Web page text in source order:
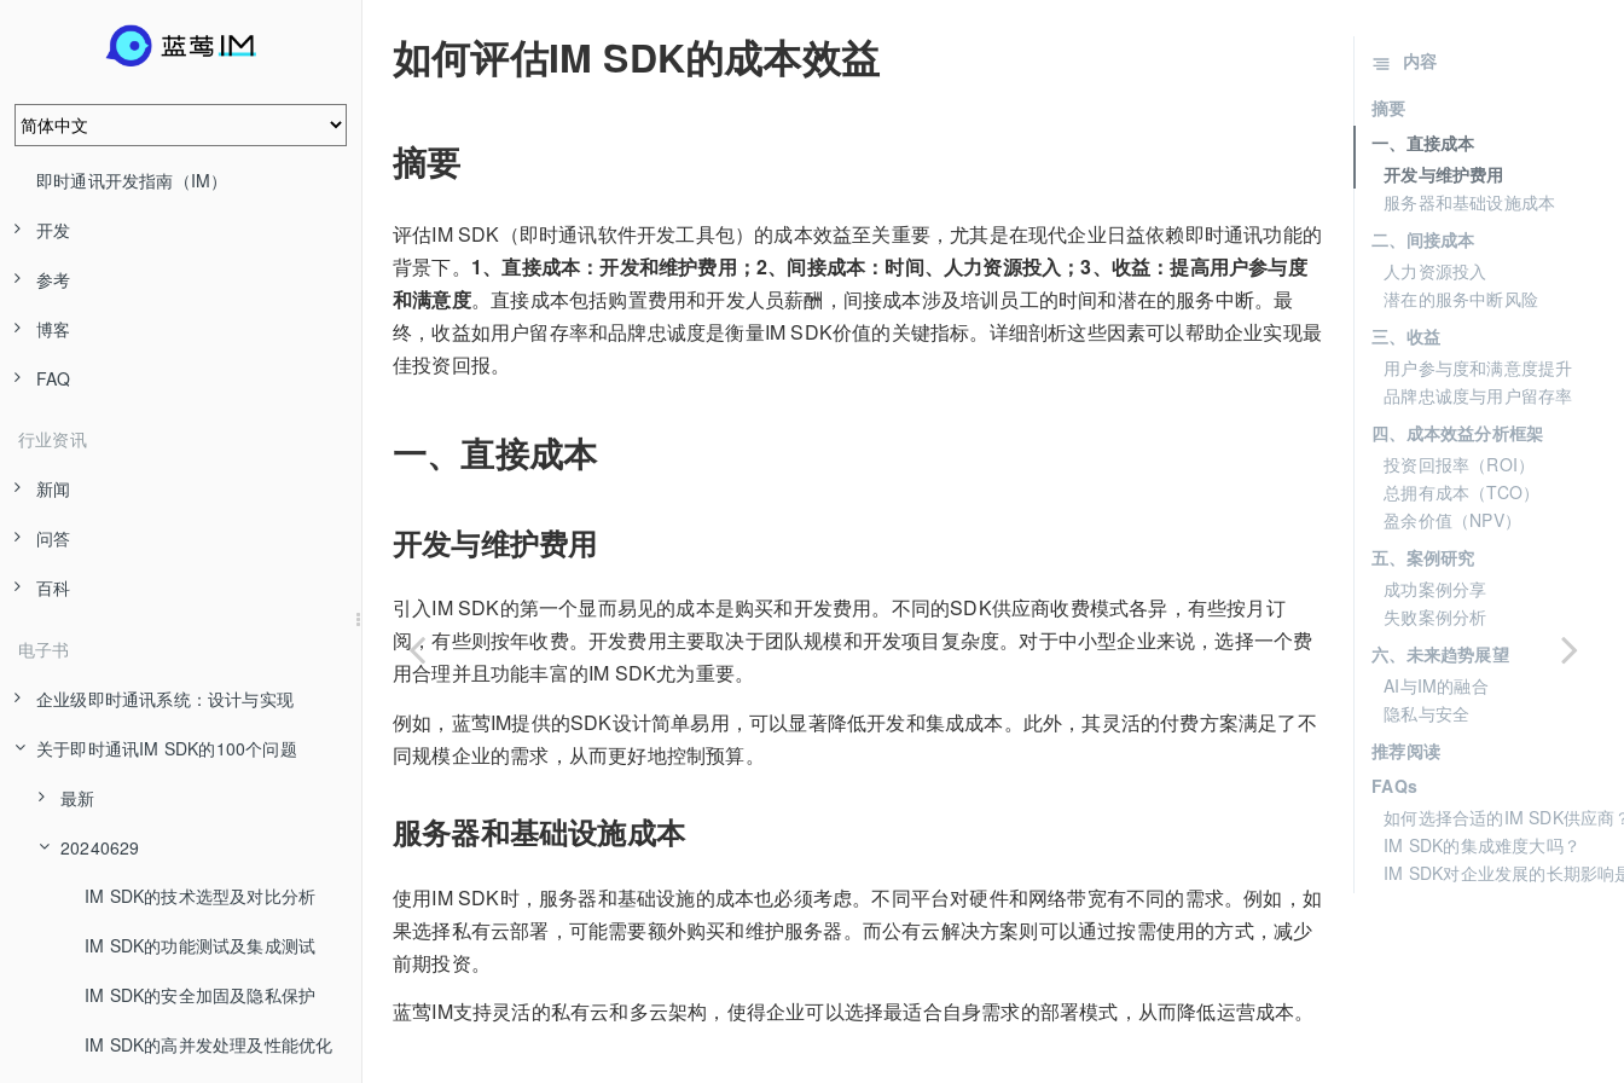
即时通讯开发指南（IM）
开发
参考
博客
FAQ
行业资讯
新闻
问答
百科
电子书
企业级即时通讯系统：设计与实现
关于即时通讯IM SDK的100个问题
最新
20240629
IM SDK的技术选型及对比分析
IM SDK的功能测试及集成测试
IM SDK的安全加固及隐私保护
IM SDK的高并发处理及性能优化
如何评估IM SDK的成本效益
摘要
评估IM SDK（即时通讯软件开发工具包）的成本效益至关重要，尤其是在现代企业日益依赖即时通讯功能的
背景下。 1、直接成本：开发和维护费用；2、间接成本：时间、人力资源投入；3、收益：提高用户参与度
和满意度。直接成本包括购置费用和开发人员薪酬，间接成本涉及培训员工的时间和潜在的服务中断。最
终，收益如用户留存率和品牌忠诚度是衡量IM SDK价值的关键指标。详细剖析这些因素可以帮助企业实现最
佳投资回报。
一、直接成本
开发与维护费用
引入IM SDK的第一个显而易见的成本是购买和开发费用。不同的SDK供应商收费模式各异，有些按月订
阅，有些则按年收费。开发费用主要取决于团队规模和开发项目复杂度。对于中小型企业来说，选择一个费
用合理并且功能丰富的IM SDK尤为重要。
例如，蓝莺IM提供的SDK设计简单易用，可以显著降低开发和集成成本。此外，其灵活的付费方案满足了不
同规模企业的需求，从而更好地控制预算。
服务器和基础设施成本
使用IM SDK时，服务器和基础设施的成本也必须考虑。不同平台对硬件和网络带宽有不同的需求。例如，如
果选择私有云部署，可能需要额外购买和维护服务器。而公有云解决方案则可以通过按需使用的方式，减少
前期投资。
蓝莺IM支持灵活的私有云和多云架构，使得企业可以选择最适合自身需求的部署模式，从而降低运营成本。
内容
摘要
一、直接成本
开发与维护费用
服务器和基础设施成本
二、间接成本
人力资源投入
潜在的服务中断风险
三、收益
用户参与度和满意度提升
品牌忠诚度与用户留存率
四、成本效益分析框架
投资回报率（ROI）
总拥有成本（TCO）
盈余价值（NPV）
五、案例研究
成功案例分享
失败案例分析
六、未来趋势展望
AI与IM的融合
隐私与安全
推荐阅读
FAQs
如何选择合适的IM SDK供应商
IM SDK的集成难度大吗？
IM SDK对企业发展的长期影响